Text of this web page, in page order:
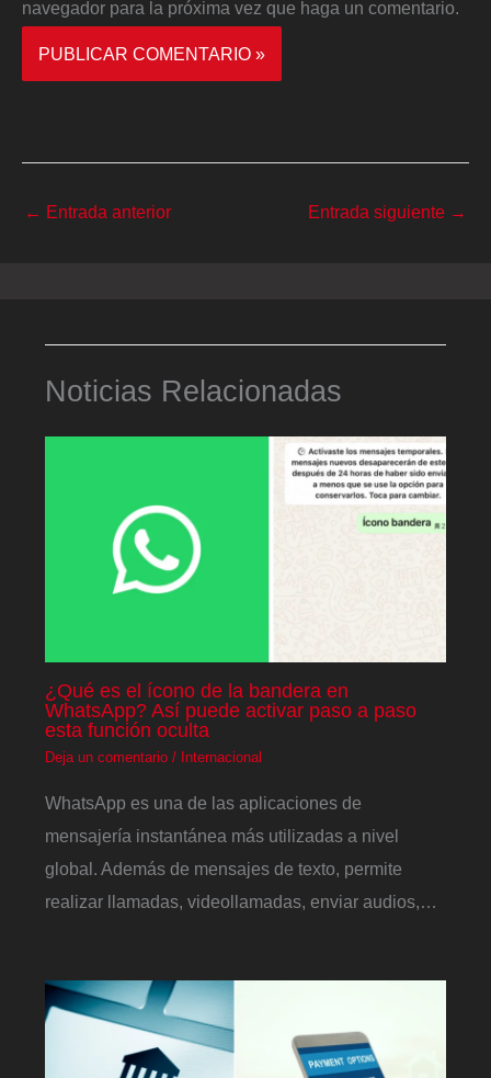
navegador para la próxima vez que haga un comentario.
← Entrada anterior Entrada siguiente →
Noticias Relacionadas
¿Qué es el ícono de la bandera en
WhatsApp? Así puede activar paso a paso
esta función oculta
Deja un comentario / Internacional
WhatsApp es una de las aplicaciones de
mensajería instantánea más utilizadas a nivel
global. Además de mensajes de texto, permite
realizar llamadas, videollamadas, enviar audios,…